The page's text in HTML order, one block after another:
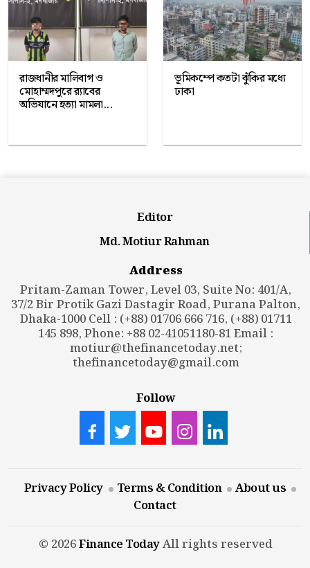
রাজধানীর মালিবাগ ও
মোহাম্মদপুরে র‍্যাবের
অভিযানে হত্যা মামলা...
ভূমিকম্পে কতটা ঝুঁকির মধ্যে
ঢাকা
Editor
Md. Motiur Rahman
Address
Pritam-Zaman Tower, Level 03, Suite No: 401/A,
37/2 Bir Protik Gazi Dastagir Road, Purana Palton,
Dhaka-1000 Cell : (+88) 01706 666 716, (+88) 01711
145 898, Phone: +88 02-41051180-81 Email :
motiur@thefinancetoday.net;
thefinancetoday@gmail.com
Follow
Privacy Policy Terms & Condition
About us
Contact
© 2026Finance TodayAll rights reserved